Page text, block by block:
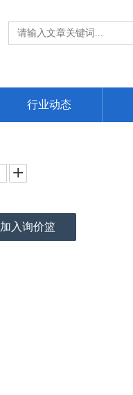
行业动态
加入询价篮